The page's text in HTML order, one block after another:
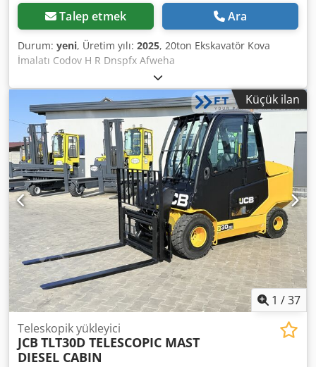
Talep etmek Ara
Durum: yeni, Üretim yılı: 2025, 20ton Ekskavatör Kova
İmalatı Codov H R Dnspfx Afweha
Küçük ilan
1 /37
Teleskopik yükleyici
JCB TLT30D TELESCOPIC MAST
DIESEL CABIN